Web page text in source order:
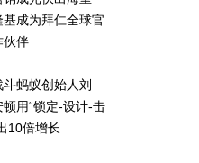
基成为拜仁全球官
伙伴
蚂蚁创始人刘
顿用“锁定-设计-击
10倍增长